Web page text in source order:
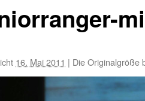
16. Mai 2011 | Die Originalgröße